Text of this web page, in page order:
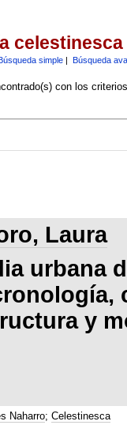
celestinesca
simple| Búsqueda
con los
Laura
urbana
y
Naharro; Celestinesca